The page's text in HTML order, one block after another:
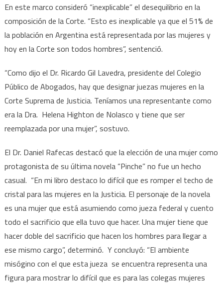
En este marco consideró “inexplicable” el desequilibrio en la
composición de la Corte. “Esto es inexplicable ya que el 51% de
la población en Argentina está representada por las mujeres y
hoy en la Corte son todos hombres”, sentenció.
“Como dijo el Dr. Ricardo Gil Lavedra, presidente del Colegio
Público de Abogados, hay que designar juezas mujeres en la
Corte Suprema de Justicia. Teníamos una representante como
era la Dra. Helena Highton de Nolasco y tiene que ser
reemplazada por una mujer”, sostuvo.
El Dr. Daniel Rafecas destacó que la elección de una mujer como
protagonista de su última novela “Pinche” no fue un hecho
casual. “En mi libro destaco lo difícil que es romper el techo de
cristal para las mujeres en la Justicia. El personaje de la novela
es una mujer que está asumiendo como jueza federal y cuento
todo el sacrificio que ella tuvo que hacer. Una mujer tiene que
hacer doble del sacrificio que hacen los hombres para llegar a
ese mismo cargo”, determinó. Y concluyó: “El ambiente
misógino con el que esta jueza se encuentra representa una
figura para mostrar lo difícil que es para las colegas mujeres